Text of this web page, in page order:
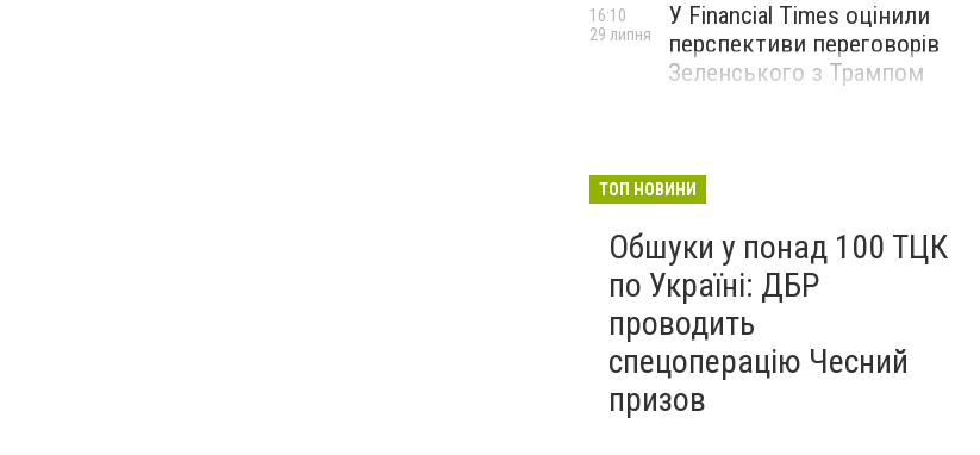
У Financial Times оцінили
перспективи переговорів
Зеленського з Трампом
16:10
29 липня
ТОП НОВИНИ
Обшуки у понад 100 ТЦК
по Україні: ДБР
проводить
спецоперацію Чесний
призов